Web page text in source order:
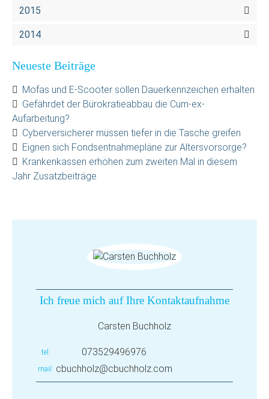
2015
2014
Neueste Beiträge
Mofas und E-Scooter sollen Dauerkennzeichen erhalten
Gefährdet der Bürokratieabbau die Cum-ex-
Aufarbeitung?
Cyberversicherer müssen tiefer in die Tasche greifen
Eignen sich Fondsentnahmepläne zur Altersvorsorge?
Krankenkassen erhöhen zum zweiten Mal in diesem
Jahr Zusatzbeiträge
Ich freue mich auf Ihre Kontaktaufnahme
Carsten Buchholz
tel 073529496976
mail cbuchholz@cbuchholz.com